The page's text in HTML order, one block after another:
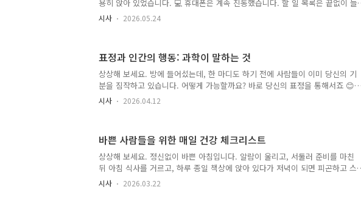
인 과..
용히 앉아 있었습니다. 💻 휴대폰은 계속 진동했습니다. 할 일 목록은 끝없이 늘
어만 갔습니다. 머리는 아팠고, 어깨는 뻣뻣했으며, 사소한 문제조차도 감당하기
힘들게 느껴졌습니다. 😣 “왜 나는 항상 스트레스를 받는 걸까?” 그래서 그녀는
훌륭한 치유법이 가장 단순한 것일 때가 있습니다. 🌱🌬️ 1. 심호흡은 신경계를 진
정시키는 데 도움이 됩니다사람들은 스트레스를 받을 때, 자신도 모르게 숨을 너
무 빨리 쉬는 경우가 많습니다. 😮‍💨 이는 몸에 다음과 같은 신호를 보..
시사 2026.05.24
표정과 인간의 행동: 과학이 말하는 것
상상해 보세요. 방에 들어섰는데, 한 마디도 하기 전에 사람들이 이미 당신의 기
분을 짐작하고 있습니다. 어떻게 가능할까요? 바로 당신의 표정을 통해서죠 😊
우리의 얼굴은 마치 작은 이야기꾼과 같습니다. 미소는 “나는 행복해”라고 말하
고, 찡그린 표정은 “나는 걱정돼”라고 속삭일 수 있습니다. 하지만 흥미로운 점
서는 간단한 설명, 스토리텔링, 실제 연구 결과를 통해 과학이 얼굴 표정에 대해
실제로 무엇을 말하는지 알아보겠습니다.🧠 얼굴 표정이란 무엇일까요?얼굴 표
정이란 당신의 기분을 보여주는 얼굴 근육의 움직임을 말합니다. 인간은 수천 가
지의 표정..
시사 2026.04.12
바쁜 사람들을 위한 매일 건강 체크리스트
상상해 보세요. 정신없이 바쁜 아침입니다. 알람이 울리고, 서둘러 준비를 마친
뒤 아침 식사를 거르고, 하루 종일 책상에 앉아 있다가 저녁이 되면 피곤하고 스
트레스를 받게 됩니다. 많은 사람들이 매일 이런 식으로 살아갑니다. 하지만 건
강을 챙기는 데 필요한 것이 단지 여기저기서 몇 분씩만 투자하는 작은 노력뿐이
시사 2026.03.22